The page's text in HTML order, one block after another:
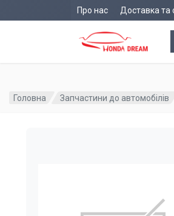
Про нас Доставка та
Головна Запчастини до автомобілів